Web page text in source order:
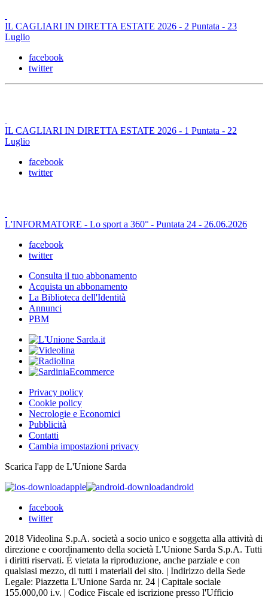
IL CAGLIARI IN DIRETTA ESTATE 2026 - 2 Puntata - 23
Luglio
facebook
twitter
IL CAGLIARI IN DIRETTA ESTATE 2026 - 1 Puntata - 22
Luglio
facebook
twitter
L'INFORMATORE - Lo sport a 360° - Puntata 24 - 26.06.2026
facebook
twitter
Consulta il tuo abbonamento
Acquista un abbonamento
La Biblioteca dell'Identità
Annunci
PBM
Privacy policy
Cookie policy
Necrologie e Economici
Pubblicità
Contatti
Cambia impostazioni privacy
Scarica l'app de L'Unione Sarda
apple
android
facebook
twitter
2018 Videolina S.p.A. società a socio unico e soggetta alla attività di
direzione e coordinamento della società L'Unione Sarda S.p.A. Tutti
i diritti riservati. É vietata la riproduzione, anche parziale e con
qualsiasi mezzo, di tutti i materiali del sito. | Indirizzo della Sede
Legale: Piazzetta L'Unione Sarda nr. 24 | Capitale sociale
155.000,00 i.v. | Codice Fiscale ed iscrizione presso l'Ufficio